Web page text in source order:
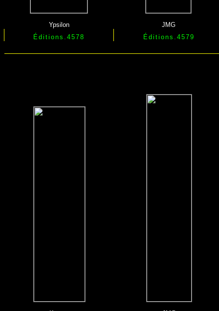
Ypsilon
JMG
Éditions.4578
Éditions.4579